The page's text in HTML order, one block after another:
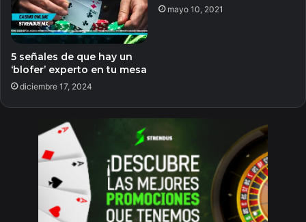
5 señales de que hay un
‘blofer’ experto en tu mesa
diciembre 17, 2024
mayo 10, 2021